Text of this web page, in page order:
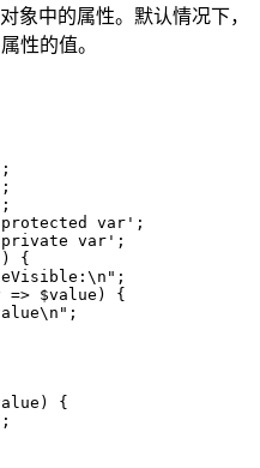
象中的属性。默认情况下，
性的值。
var';
var';
{
=> $value) {
{